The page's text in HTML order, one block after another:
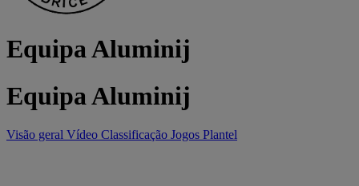
Equipa Aluminij
Equipa Aluminij
Visão geral Vídeo Classificação Jogos Plantel